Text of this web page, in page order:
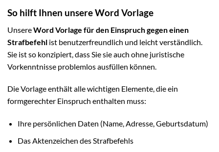
So hilft Ihnen unsere Word Vorlage
UnsereWord Vorlage für den Einspruch gegen einen
Strafbefehl ist benutzerfreundlich und leicht verständlich.
Sie ist so konzipiert, dass Sie sie auch ohne juristische
Vorkenntnisse problemlos ausfüllen können.
Die Vorlage enthält alle wichtigen Elemente, die ein
formgerechter Einspruch enthalten muss:
Ihre persönlichen Daten (Name, Adresse, Geburtsdatum)
Das Aktenzeichen des Strafbefehls